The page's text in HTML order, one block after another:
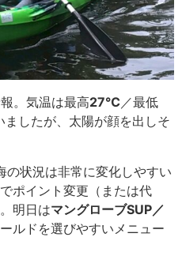
。気温は最高27℃ ／最低
したが、太陽が顔を出しそ
の状況は非常に変化しやすい
ポイント変更（または代
明日はマングローブSUP／
ルドを選びやすいメニュー